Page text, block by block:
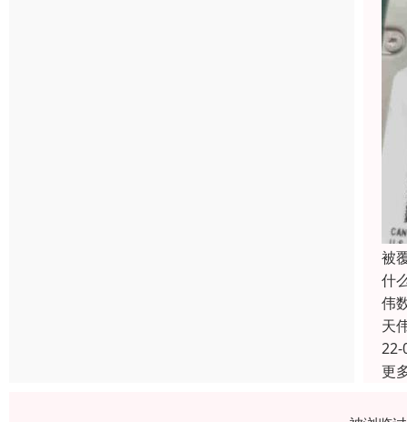
被
什
伟
天
22-
更